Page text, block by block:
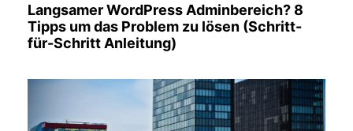
Langsamer WordPress Adminbereich? 8
Tipps um das Problem zu lösen (Schritt-
für-Schritt Anleitung)